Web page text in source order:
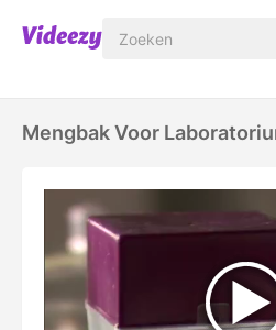
Mengbak Voor